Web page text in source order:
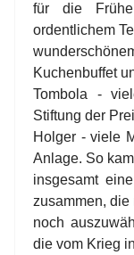
für die
ordentlichem
Kuchenbuffet
Tombola -
Stiftung der
Holger - viele
Anlage. So kam
insgesamt
zusammen, die
noch
die vom Krieg